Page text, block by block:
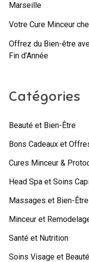
Marseille
Votre Cure Minceur
Offrez du Bien-être
Fin d’Année
Catégories
Beauté et Bien-Être
Bons Cadeaux et
Cures Minceur &
Head Spa et Soins
Massages et Bien-Être
Minceur et
Santé et Nutrition
Soins Visage et Beauté